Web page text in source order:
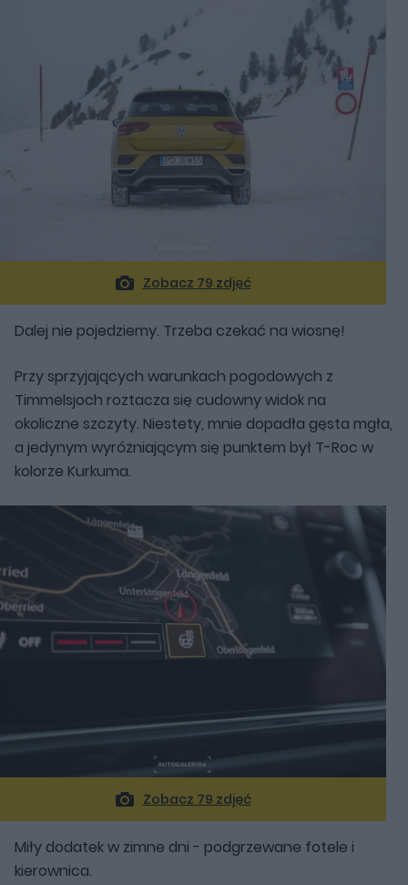
Zobacz 79 zdjęć
Dalej nie pojedziemy. Trzeba czekać na wiosnę!
Przy sprzyjających warunkach pogodowych z
Timmelsjoch roztacza się cudowny widok na
okoliczne szczyty. Niestety, mnie dopadła gęsta mgła,
a jedynym wyróżniającym się punktem był T-Roc w
kolorze Kurkuma.
Zobacz 79 zdjęć
Miły dodatek w zimne dni - podgrzewane fotele i
kierownica.